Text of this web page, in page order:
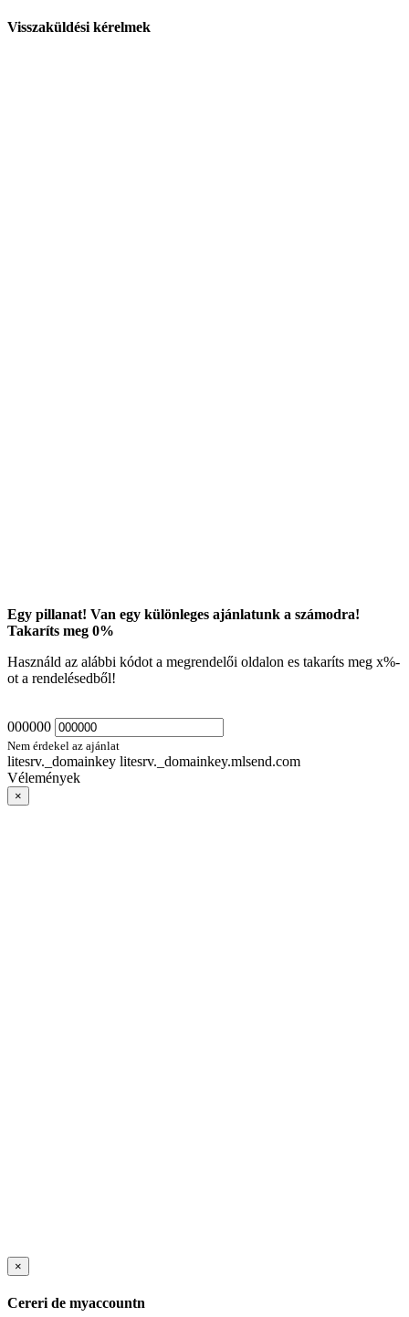
Visszaküldési kérelmek
Egy pillanat! Van egy különleges ajánlatunk a számodra!
Takaríts meg 0%
Használd az alábbi kódot a megrendelői oldalon es takaríts meg x%-
ot a rendelésedből!
000000
Nem érdekel az ajánlat
litesrv._domainkey litesrv._domainkey.mlsend.com
Vélemények
×
×
Cereri de myaccountn